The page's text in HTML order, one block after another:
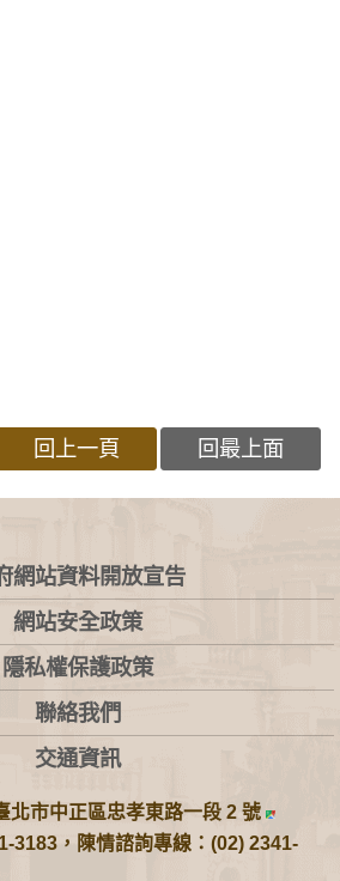
回上一頁 回最上面
網站資料開放宣告
網站安全政策
隱私權保護政策
聯絡我們
交通資訊
北市中正區忠孝東路一段 2 號
3183，陳情諮詢專線：(02) 2341-